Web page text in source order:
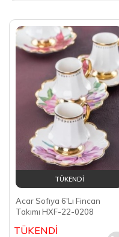
TÜKENDİ
Acar Sofıya 6'Lı Fincan
Takımı HXF-22-0208
TÜKENDİ